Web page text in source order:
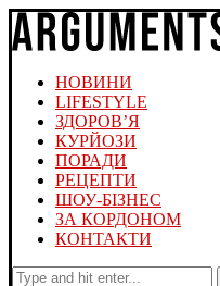
НОВИНИ
LIFESTYLE
ЗДОРОВ’Я
КУРЙОЗИ
ПОРАДИ
РЕЦЕПТИ
ШОУ-БІЗНЕС
ЗА КОРДОНОМ
КОНТАКТИ